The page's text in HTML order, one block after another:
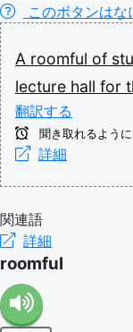
このボタンはな
A roomful of
lecture hall for
翻訳する
聞き取れるよう
詳細
関連語
詳細
roomful